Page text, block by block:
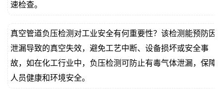
速检查。
真空管道负压检测对工业安全有何重要性？该检测能预防因
泄漏导致的真空失效，避免工艺中断、设备损坏或安全事
故，如在化工行业中，负压检测可防止有毒气体泄漏，保障
人员健康和环境安全。